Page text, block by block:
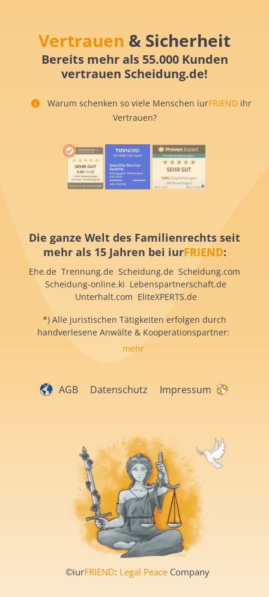
Vertrauen & Sicherheit
Bereits mehr als 55.000 Kunden
vertrauen Scheidung.de!
Warum schenken so viele Menschen iurFRIEND ihr
Vertrauen?
Die ganze Welt des Familienrechts seit
mehr als 15 Jahren bei iurFRIEND:
Ehe.de Trennung.de Scheidung.de Scheidung.com
Scheidung-online.ki Lebenspartnerschaft.de
Unterhalt.com EliteXPERTS.de
*) Alle juristischen Tätigkeiten erfolgen durch
handverlesene Anwälte & Kooperationspartner:
mehr
AGB Datenschutz Impressum
©iurFRIEND: Legal Peace Company